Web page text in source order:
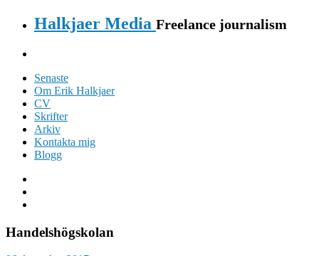
Halkjaer Media Freelance journalism
Senaste
Om Erik Halkjaer
CV
Skrifter
Arkiv
Kontakta mig
Blogg
Handelshögskolan